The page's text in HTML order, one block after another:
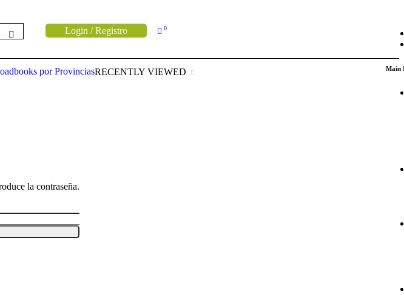
Main
0
Login / Registro
por ProvinciasRECENTLY VIEWED
la contraseña.